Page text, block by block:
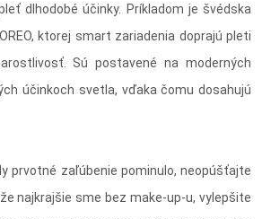
dlhodobé účinky. Príkladom je švédska
ktorej smart zariadenia doprajú pleti
Sú postavené na moderných
účinkoch svetla, vďaka čomu dosahujú
prvotné zaľúbenie pominulo, neopúšťajte
najkrajšie sme bez make-up-u, vylepšite